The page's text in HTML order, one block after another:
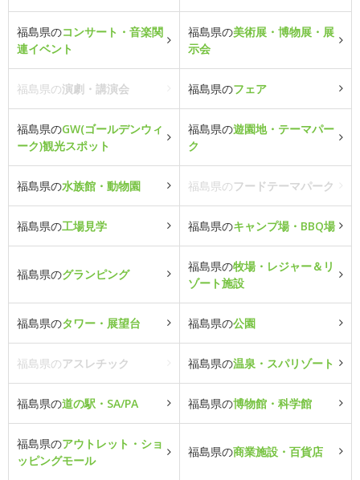
福島県のコンサート・音楽関
連イベント
福島県の美術展・博物展・展
示会
福島県の演劇・講演会 福島県のフェア
福島県のGW(ゴールデンウィ
ーク)観光スポット
福島県の遊園地・テーマパー
ク
福島県の水族館・動物園 福島県のフードテーマパーク
福島県の工場見学 福島県のキャンプ場・BBQ場
福島県のグランピング
福島県の牧場・レジャー＆リ
ゾート施設
福島県のタワー・展望台 福島県の公園
福島県のアスレチック 福島県の温泉・スパリゾート
福島県の道の駅・SA/PA 福島県の博物館・科学館
福島県のアウトレット・ショ
ッピングモール
福島県の商業施設・百貨店